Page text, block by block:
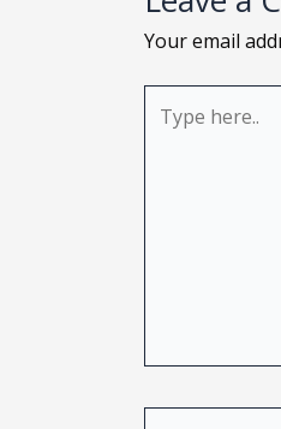
Your email
here..